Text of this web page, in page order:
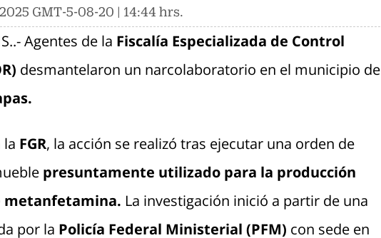
2025 GMT-5-08-20 | 14:44 hrs.
Agentes de la Fiscalía Especializada de Control
desmantelaron un narcolaboratorio en el municipio de
la FGR, la acción se realizó tras ejecutar una orden de
presuntamente utilizado para la producción
metanfetamina. La investigación inició a partir de una
por la Policía Federal Ministerial (PFM) con sede en